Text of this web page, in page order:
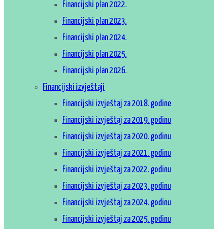
Financijski plan 2022.
Financijski plan 2023.
Financijski plan 2024.
Financijski plan 2025.
Financijski plan 2026.
Financijski izvještaji
Financijski izvještaj za 2018. godine
Financijski izvještaj za 2019. godinu
Financijski izvještaj za 2020. godinu
Financijski izvještaj za 2021. godinu
Financijski izvještaj za 2022. godinu
Financijski izvještaj za 2023. godinu
Financijski izvještaj za 2024. godinu
Financijski izvještaj za 2025. godinu